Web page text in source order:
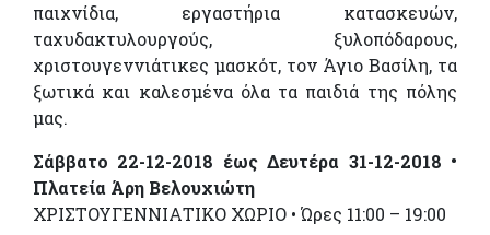
παιχνίδια, εργαστήρια κατασκευών,
ταχυδακτυλουργούς, ξυλοπόδαρους,
χριστουγεννιάτικες μασκότ, τον Άγιο Βασίλη, τα
ξωτικά και καλεσμένα όλα τα παιδιά της πόλης
μας.
Σάββατο 22-12-2018 έως Δευτέρα 31-12-2018 •
Πλατεία Άρη Βελουχιώτη
ΧΡΙΣΤΟΥΓΕΝΝΙΑΤΙΚΟ ΧΩΡΙΟ • Ώρες 11:00 – 19:00